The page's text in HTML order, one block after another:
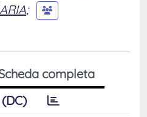
;
completa